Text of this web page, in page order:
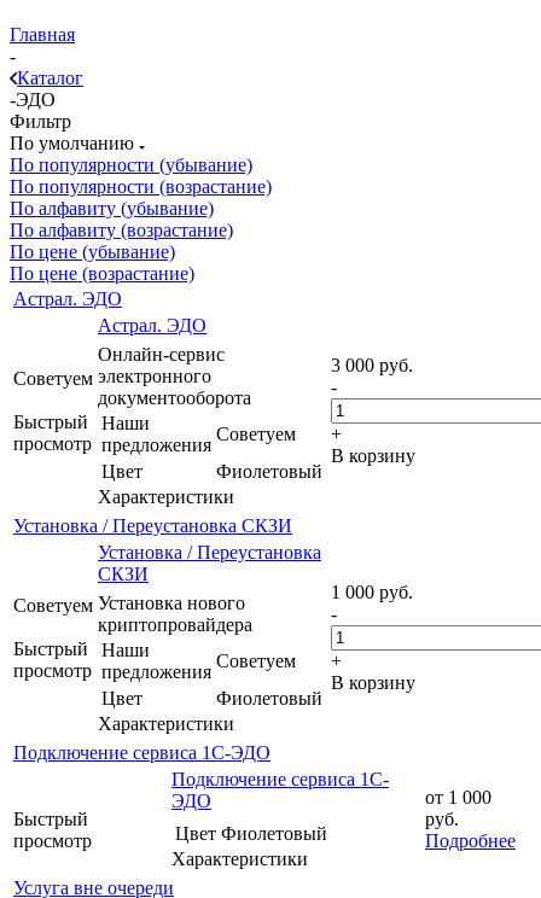
Главная
-
Каталог
-ЭДО
Фильтр
По умолчанию
По популярности (убывание)
По популярности (возрастание)
По алфавиту (убывание)
По алфавиту (возрастание)
По цене (убывание)
По цене (возрастание)
Астрал. ЭДО
Советуем
Быстрый
просмотр
Астрал. ЭДО
Онлайн-сервис
электронного
документооборота
Наши
предложения
Советуем
Цвет
Фиолетовый
Характеристики
3 000 руб.
-
+
В корзину
Установка / Переустановка СКЗИ
Советуем
Быстрый
просмотр
Установка / Переустановка
СКЗИ
Установка нового
криптопровайдера
Наши
предложения
Советуем
Цвет
Фиолетовый
Характеристики
1 000 руб.
-
+
В корзину
Подключение сервиса 1С-ЭДО
Быстрый
просмотр
Подключение сервиса 1С-
ЭДО
Цвет Фиолетовый
Характеристики
от 1 000
руб.
Подробнее
Услуга вне очереди